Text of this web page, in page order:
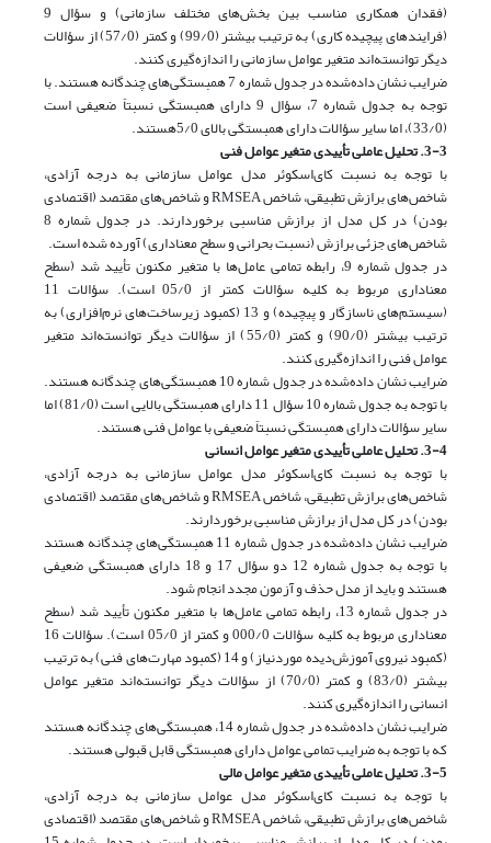
(فقدان همکاری مناسب بین بخش‌های مختلف سازمانی) و سؤال 9
(فرایندهای پیچیده کاری) به ترتیب بیشتر (99/0) و کمتر (57/0) از سؤالات
دیگر توانسته‌اند متغیر عوامل سازمانی را اندازه‌گیری کنند.
ضرایب نشان داده‌شده در جدول شماره 7 همبستگی‌های چندگانه هستند. با
توجه به جدول شماره 7، سؤال 9 دارای همبستگی نسبتاً ضعیفی است
(33/0)، اما سایر سؤالات دارای همبستگی بالای 5/0هستند.
3-3. تحلیل عاملی تأییدی متغیر عوامل فنی
با توجه به نسبت کای‌اسکوئر مدل عوامل سازمانی به درجه آزادی،
شاخص‌های برازش تطبیقی، شاخص RMSEA و شاخص‌های مقتصد (اقتصادی
بودن) در کل مدل از برازش مناسبی برخوردارند. در جدول شماره 8
شاخص‌های جزئی برازش (نسبت بحرانی و سطح معناداری) آورده شده است.
در جدول شماره 9، رابطه تمامی عامل‌ها با متغیر مکنون تأیید شد (سطح
معناداری مربوط به کلیه سؤالات کمتر از 05/0 است). سؤالات 11
(سیستم‌های ناسازگار و پیچیده) و 13 (کمبود زیرساخت‌های نرم‌افزاری) به
ترتیب بیشتر (90/0) و کمتر (55/0) از سؤالات دیگر توانسته‌اند متغیر
عوامل فنی را اندازه‌گیری کنند.
ضرایب نشان داده‌شده در جدول شماره 10 همبستگی‌های چندگانه هستند.
با توجه به جدول شماره 10 سؤال 11 دارای همبستگی بالایی است (81/0) اما
سایر سؤالات دارای همبستگی نسبتاً ضعیفی با عوامل فنی هستند.
3-4. تحلیل عاملی تأییدی متغیر عوامل انسانی
با توجه به نسبت کای‌اسکوئر مدل عوامل سازمانی به درجه آزادی،
شاخص‌های برازش تطبیقی، شاخص RMSEA و شاخص‌های مقتصد (اقتصادی
بودن) در کل مدل از برازش مناسبی برخوردارند.
ضرایب نشان داده‌شده در جدول شماره 11 همبستگی‌های چندگانه هستند
با توجه به جدول شماره 12 دو سؤال 17 و 18 دارای همبستگی ضعیفی
هستند و باید از مدل حذف و آزمون مجدد انجام شود.
در جدول شماره 13، رابطه تمامی عامل‌ها با متغیر مکنون تأیید شد (سطح
معناداری مربوط به کلیه سؤالات 000/0 و کمتر از 05/0 است). سؤالات 16
(کمبود نیروی آموزش‌دیده مورد‌نیاز) و 14 (کمبود مهارت‌های فنی) به ترتیب
بیشتر (83/0) و کمتر (70/0) از سؤالات دیگر توانسته‌اند متغیر عوامل
انسانی را اندازه‌گیری کنند.
ضرایب نشان داده‌شده در جدول شماره 14، همبستگی‌های چندگانه هستند
که با توجه به ضرایب تمامی عوامل دارای همبستگی قابل قبولی هستند.
3-5. تحلیل عاملی تأییدی متغیر عوامل مالی
با توجه به نسبت کای‌اسکوئر مدل عوامل سازمانی به درجه آزادی،
شاخص‌های برازش تطبیقی، شاخص RMSEA و شاخص‌های مقتصد (اقتصادی